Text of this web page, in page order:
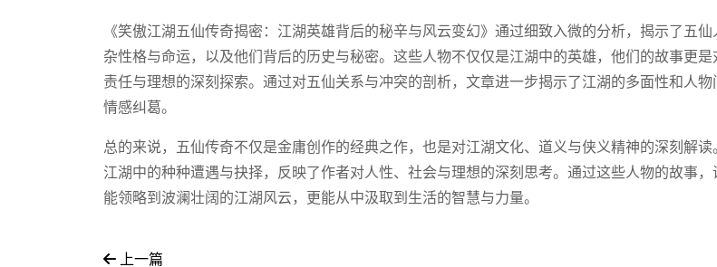
《笑傲江湖五仙传奇揭密：江湖英雄背后的秘辛与风云变幻》通过细致入微的分析，揭示了五仙
杂性格与命运，以及他们背后的历史与秘密。这些人物不仅仅是江湖中的英雄，他们的故事更是
责任与理想的深刻探索。通过对五仙关系与冲突的剖析，文章进一步揭示了江湖的多面性和人物
情感纠葛。
总的来说，五仙传奇不仅是金庸创作的经典之作，也是对江湖文化、道义与侠义精神的深刻解读
江湖中的种种遭遇与抉择，反映了作者对人性、社会与理想的深刻思考。通过这些人物的故事，
能领略到波澜壮阔的江湖风云，更能从中汲取到生活的智慧与力量。
上一篇